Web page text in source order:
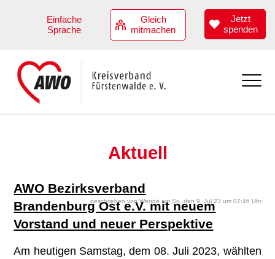
Einfache
Sprache
Gleich
mitmachen
Jetzt
spenden
Termine
Übersicht
Kindertagesstätten
Über uns
Übersicht
Vorstand
Stellenangebote
Jobs
Mitmachen
Aktuell
geschrieben von Wende am So, den 9. Jul 23 um 07:46 Uhr
AWO Bezirksverband
Brandenburg Ost e.V. mit neuem
Vorstand und neuer Perspektive
Am heutigen Samstag, dem 08. Juli 2023, wählten